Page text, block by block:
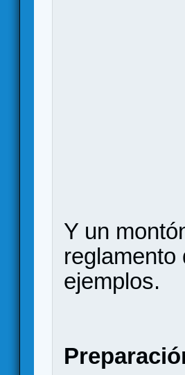
Y un
ejemplos.